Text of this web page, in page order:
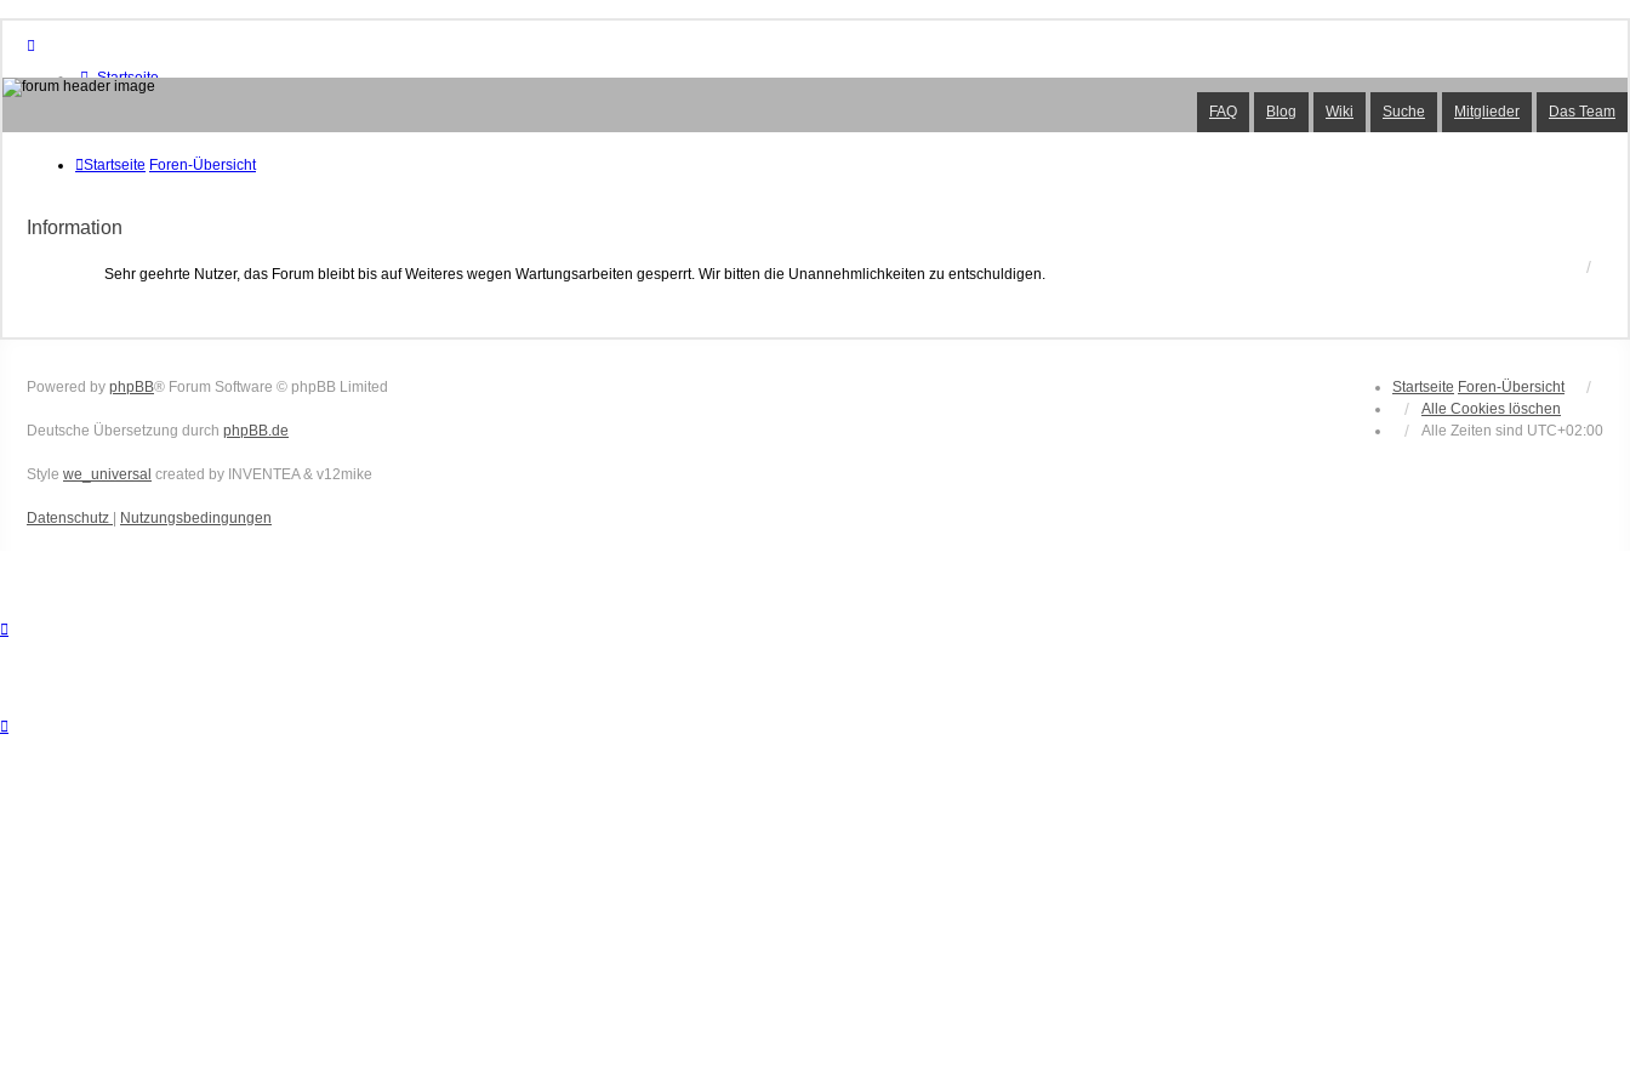
Startseite
Foren-Übersicht
Suche
Unbeantwortete Themen
Aktive Themen
Das Team
Anmelden
FAQ Blog Wiki Suche Mitglieder Das Team
Startseite Foren-Übersicht
Information
Sehr geehrte Nutzer, das Forum bleibt bis auf Weiteres wegen Wartungsarbeiten gesperrt. Wir bitten die Unannehmlichkeiten zu entschuldigen.
Startseite Foren-Übersicht
Alle Cookies löschen
Alle Zeiten sind UTC+02:00
Powered by phpBB® Forum Software © phpBB Limited
Deutsche Übersetzung durch phpBB.de
Style we_universal created by INVENTEA & v12mike
Datenschutz | Nutzungsbedingungen